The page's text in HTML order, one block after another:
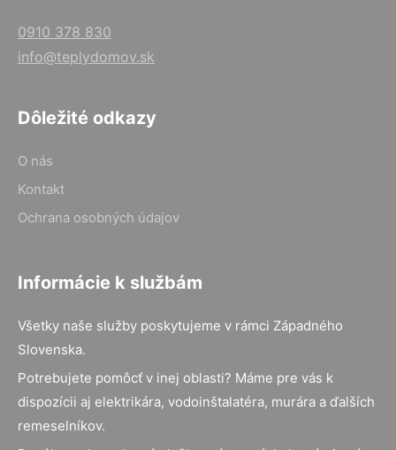
0910 378 830
info@teplydomov.sk
Dôležité odkazy
O nás
Kontakt
Ochrana osobných údajov
Informácie k službám
Všetky naše služby poskytujeme v rámci Západného
Slovenska.
Potrebujete pomôcť v inej oblasti? Máme pre vás k
dispozícii aj elektrikára, vodoinštalatéra, murára a ďalších
remeselníkov.